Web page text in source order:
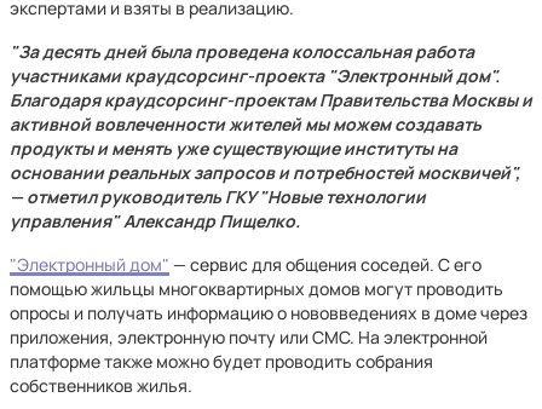
экспертами и взяты в реализацию.
"За десять дней была проведена колоссальная работа
участниками краудсорсинг-проекта "Электронный дом".
Благодаря краудсорсинг-проектам Правительства Москвы и
активной вовлеченности жителей мы можем создавать
продукты и менять уже существующие институты на
основании реальных запросов и потребностей москвичей",
— отметил руководитель ГКУ "Новые технологии
управления" Александр Пищелко.
"Электронный дом" — сервис для общения соседей. С его
помощью жильцы многоквартирных домов могут проводить
опросы и получать информацию о нововведениях в доме через
приложения, электронную почту или СМС. На электронной
платформе также можно будет проводить собрания
собственников жилья.